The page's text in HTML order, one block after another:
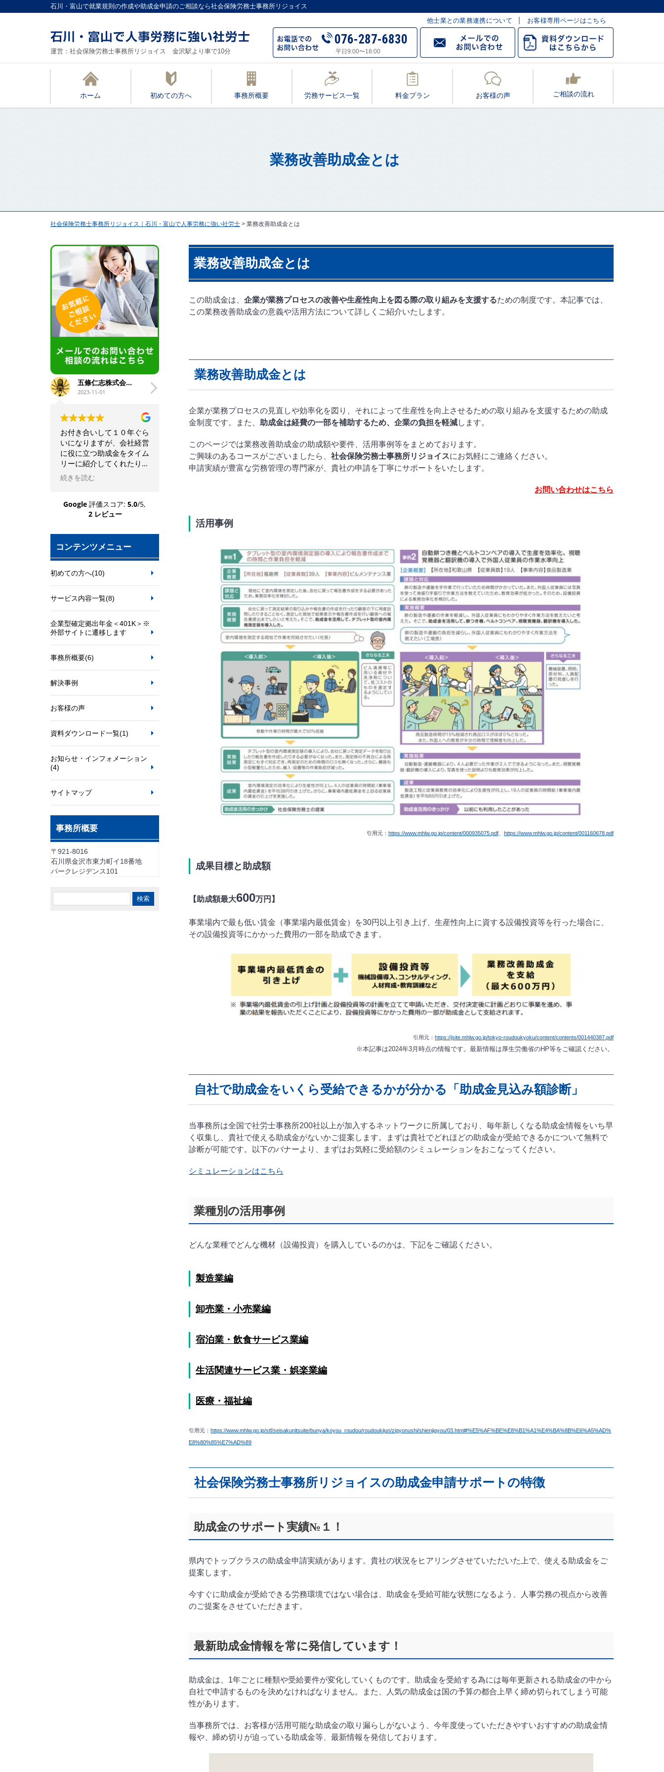
石川・富山で就業規則の作成や助成金申請のご相談なら社会保険労務士事務所リジョイス
運営：社会保険労務士事務所リジョイス 金沢駅より車で10分
他士業との業務連携について お客様専用ページはこちら
076-287-6830
平日9:00〜18:00
ホーム 初めての方へ 事務所概要 労務サービス一覧 料金プラン お客様の声 ご相談の流れ
業務改善助成金とは
社会保険労務士事務所リジョイス｜石川・富山で人事労務に強い社労士 > 業務改善助成金とは
業務改善助成金とは
この助成金は、 企業が業務プロセスの改善や生産性向上を図る際の取り組みを支援するための制度です。本記事では、
この業務改善助成金の意義や活用方法について詳しくご紹介いたします。
業務改善助成金とは
企業が業務プロセスの見直しや効率化を図り、それによって生産性を向上させるための取り組みを支援するための助成
金制度です。また、 助成金は経費の一部を補助するため、企業の負担を軽減します。
このページでは業務改善助成金の助成額や要件、活用事例等をまとめております。
ご興味のあるコースがございましたら、 社会保険労務士事務所リジョイスにお気軽にご連絡ください。
申請実績が豊富な労務管理の専門家が、貴社の申請を丁寧にサポートをいたします。
お問い合わせはこちら
活用事例
引用元： https://www.mhlw.go.jp/content/000935075.pdf https://www.mhlw.go.jp/content/001160678.pdf
成果目標と助成額
【助成額最大600万円】
事業場内で最も低い賃金（事業場内最低賃金）を30円以上引き上げ、生産性向上に資する設備投資等を行った場合に、
その設備投資等にかかった費用の一部を助成できます。
引用元： https://jsite.mhlw.go.jp/tokyo-roudoukyoku/content/contents/001440387.pdf
※本記事は2024年3月時点の情報です。最新情報は厚生労働省のHP等をご確認ください。
自社で助成金をいくら受給できるかが分かる「助成金見込み額診断」
当事務所は全国で社労士事務所200社以上が加入するネットワークに所属しており、毎年新しくなる助成金情報をいち早
く収集し、貴社で使える助成金がないかご提案します。まずは貴社でどれほどの助成金が受給できるかについて無料で
診断が可能です。以下のバナーより、まずはお気軽に受給額のシミュレーションをおこなってください。
シミュレーションはこちら
業種別の活用事例
どんな業種でどんな機材（設備投資）を購入しているのかは、下記をご確認ください。
製造業編
卸売業・小売業編
宿泊業・飲食サービス業編
生活関連サービス業・娯楽業編
医療・福祉編
引用元： https://www.mhlw.go.jp/stf/seisakunitsuite/bunya/koyou_roudou/roudoukijun/zigyonushi/shienjigyou/03.html#%E5%AF%BE%E8%B1%A1%E4%BA%8B%E6%A5%AD%
E8%80%85%E7%AD%89
社会保険労務士事務所リジョイスの助成金申請サポートの特徴
助成金のサポート実績№１！
県内でトップクラスの助成金申請実績があります。貴社の状況をヒアリングさせていただいた上で、使える助成金をご
提案します。
今すぐに助成金が受給できる労務環境ではない場合は、助成金を受給可能な状態になるよう、人事労務の視点から改善
のご提案をさせていただきます。
最新助成金情報を常に発信しています！
助成金は、1年ごとに種類や受給要件が変化していくものです。助成金を受給する為には毎年更新される助成金の中から
自社で申請するものを決めなければなりません。また、人気の助成金は国の予算の都合上早く締め切られてしまう可能
性があります。
当事務所では、お客様が活用可能な助成金の取り漏らしがないよう、今年度使っていただきやすいおすすめの助成金情
報や、締め切りが迫っている助成金等、最新情報を発信しております。
五條仁志株式会社五條工業
2023-11-01
お付き合いして１０年ぐら
いになりますが、会社経営
に役に立つ助成金をタイム
リーに紹介してくれたり、
労務についての相談にも気
軽に乗ってくれるので助か
続きを読む
2023-10-16
ドバイスやお得な情報の提
供など、いつも親身になっ
て対応していただいており
Google 評価スコア: 5.0/5,
2 レビュー
コンテンツメニュー
初めての方へ(10)
サービス内容一覧(8)
企業型確定拠出年金＜401K＞※
外部サイトに遷移します
事務所概要(6)
解決事例
お客様の声
資料ダウンロード一覧(1)
お知らせ・インフォメーション
(4)
サイトマップ
事務所概要
〒921-8016
石川県金沢市東力町イ18番地
パークレジデンス101